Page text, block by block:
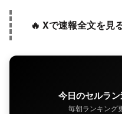
🔥 Xで速報全文を見
今日のセルラ
毎朝ランキング